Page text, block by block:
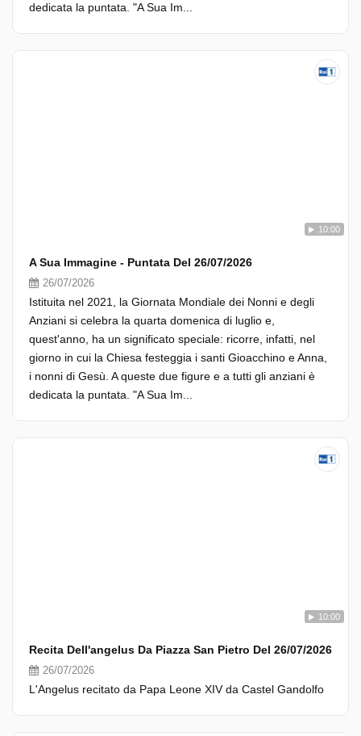
dedicata la puntata. "A Sua Im...
10:00
A Sua Immagine - Puntata Del 26/07/2026
26/07/2026
Istituita nel 2021, la Giornata Mondiale dei Nonni e degli
Anziani si celebra la quarta domenica di luglio e,
quest'anno, ha un significato speciale: ricorre, infatti, nel
giorno in cui la Chiesa festeggia i santi Gioacchino e Anna,
i nonni di Gesù. A queste due figure e a tutti gli anziani è
dedicata la puntata. "A Sua Im...
10:00
Recita Dell'angelus Da Piazza San Pietro Del 26/07/2026
26/07/2026
L'Angelus recitato da Papa Leone XIV da Castel Gandolfo